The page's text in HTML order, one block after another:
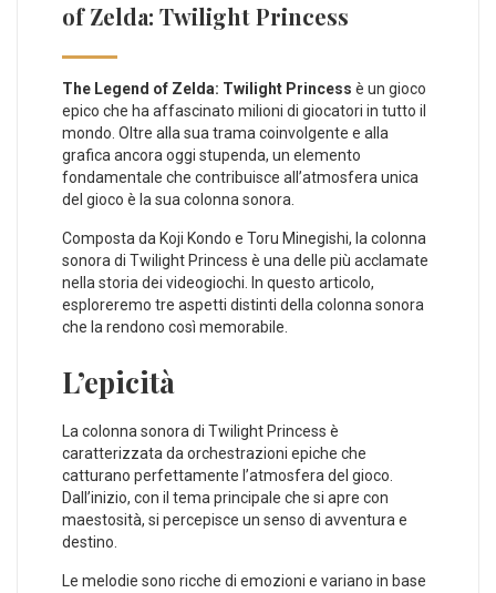
of Zelda: Twilight Princess
The Legend of Zelda: Twilight Princess è un gioco
epico che ha affascinato milioni di giocatori in tutto il
mondo. Oltre alla sua trama coinvolgente e alla
grafica ancora oggi stupenda, un elemento
fondamentale che contribuisce all’atmosfera unica
del gioco è la sua colonna sonora.
Composta da Koji Kondo e Toru Minegishi, la colonna
sonora di Twilight Princess è una delle più acclamate
nella storia dei videogiochi. In questo articolo,
esploreremo tre aspetti distinti della colonna sonora
che la rendono così memorabile.
L’epicità
La colonna sonora di Twilight Princess è
caratterizzata da orchestrazioni epiche che
catturano perfettamente l’atmosfera del gioco.
Dall’inizio, con il tema principale che si apre con
maestosità, si percepisce un senso di avventura e
destino.
Le melodie sono ricche di emozioni e variano in base